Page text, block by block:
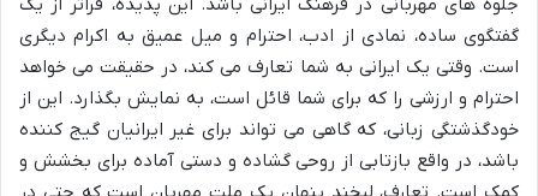
گفتگوی ساده، نمادی از ادب، احترام و میل عمیق به اکرام دیگری
است. وقتی یک ایرانی به شما تعارف می کند، در حقیقت می خواهد
احترام و ارزشی را که برای شما قائل است، به نمایش بگذارد. این از
خودگذشتگی زبانی، که گاهی می تواند برای غیر ایرانیان گیج کننده
باشد، در واقع بازتابی از روحی گشاده و دستی آماده برای بخشش و